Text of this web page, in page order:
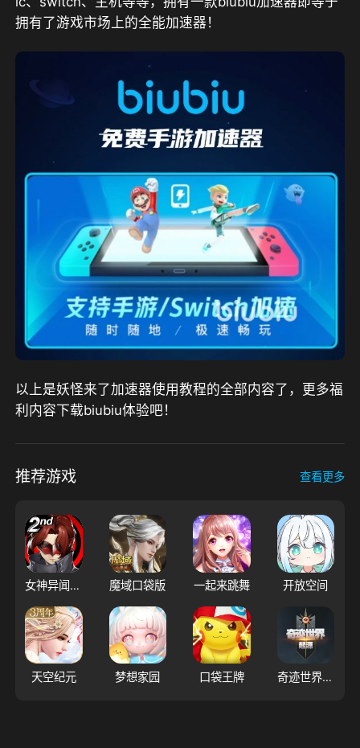
拥有了游戏市场上的全能加速器！
以上是妖怪来了加速器使用教程的全部内容了，更多福
利内容下载biubiu体验吧！
推荐游戏 查看更多
女神异闻录：夜幕魅影 魔域口袋版 一起来跳舞 开放空间
天空纪元 梦想家园 口袋王牌 奇迹世界:起源